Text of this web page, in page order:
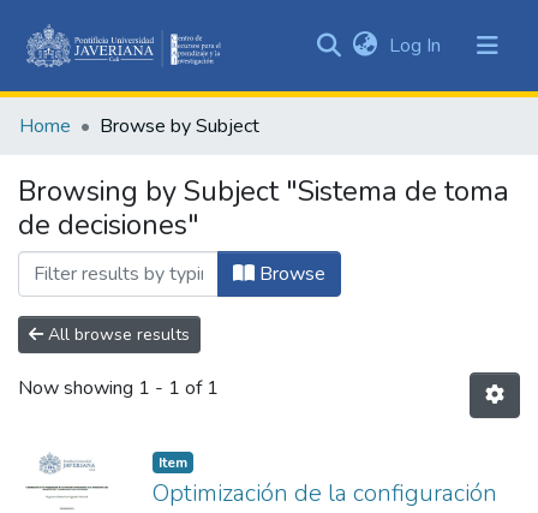
&
All of DSpace
Log In (current)
Home Browse by Subject
Browsing by Subject "Sistema de toma
de decisiones"
Browse
All browse results
Now showing 1 - 1 of 1
Item
Optimización de la configuración